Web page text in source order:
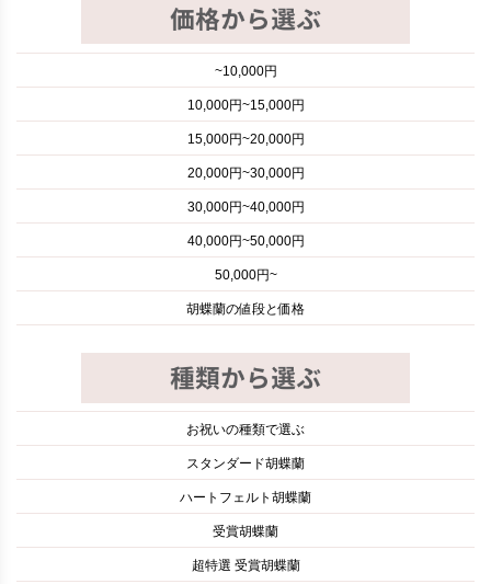
~10,000円
10,000円~15,000円
15,000円~20,000円
20,000円~30,000円
30,000円~40,000円
40,000円~50,000円
50,000円~
胡蝶蘭の値段と価格
お祝いの種類で選ぶ
スタンダード胡蝶蘭
ハートフェルト胡蝶蘭
受賞胡蝶蘭
超特選 受賞胡蝶蘭